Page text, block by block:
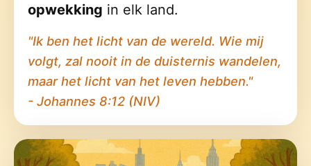
opwekking in elk land.
"Ik ben het licht van de wereld. Wie mij
volgt, zal nooit in de duisternis wandelen,
maar het licht van het leven hebben."
- Johannes 8:12 (NIV)